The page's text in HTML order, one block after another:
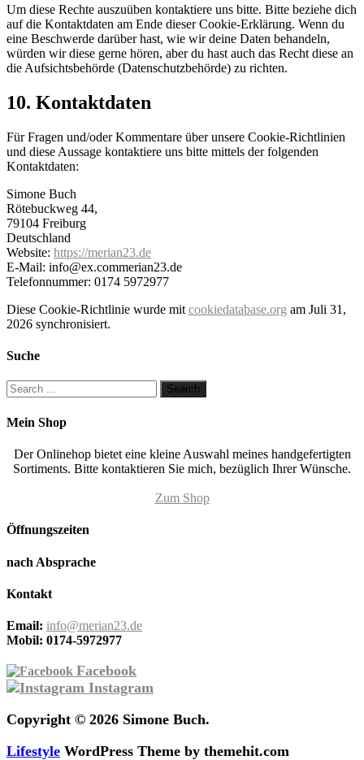
Um diese Rechte auszuüben kontaktiere uns bitte. Bitte beziehe dich
auf die Kontaktdaten am Ende dieser Cookie-Erklärung. Wenn du
eine Beschwerde darüber hast, wie wir deine Daten behandeln,
würden wir diese gerne hören, aber du hast auch das Recht diese an
die Aufsichtsbehörde (Datenschutzbehörde) zu richten.
10. Kontaktdaten
Für Fragen und/oder Kommentare über unsere Cookie-Richtlinien
und diese Aussage kontaktiere uns bitte mittels der folgenden
Kontaktdaten:
Simone Buch
Rötebuckweg 44,
79104 Freiburg
Deutschland
Website: https://merian23.de
E-Mail: info@ex.commerian23.de
Telefonnummer: 0174 5972977
Diese Cookie-Richtlinie wurde mit cookiedatabase.org am Juli 31,
2026 synchronisiert.
Suche
Mein Shop
Der Onlinehop bietet eine kleine Auswahl meines handgefertigten
Sortiments. Bitte kontaktieren Sie mich, bezüglich Ihrer Wünsche.
Zum Shop
Öffnungszeiten
nach Absprache
Kontakt
Email: info@merian23.de
Mobil: 0174-5972977
Facebook
Instagram
Copyright © 2026 Simone Buch.
Lifestyle WordPress Theme by themehit.com